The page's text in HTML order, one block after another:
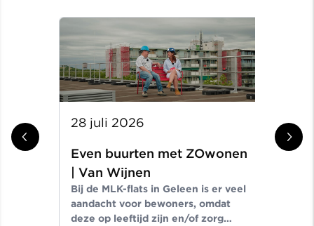
28 juli 2026
Even buurten met ZOwonen
| Van Wijnen
Bij de MLK-flats in Geleen is er veel
aandacht voor bewoners, omdat
deze op leeftijd zijn en/of zorg
14